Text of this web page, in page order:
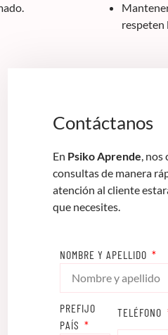
respeten
Contáctanos
En Psiko Aprende, nos
consultas de manera
atención al cliente
que necesites.
NOMBRE Y APELLIDO
PREFIJO
PAÍS
TELÉFONO